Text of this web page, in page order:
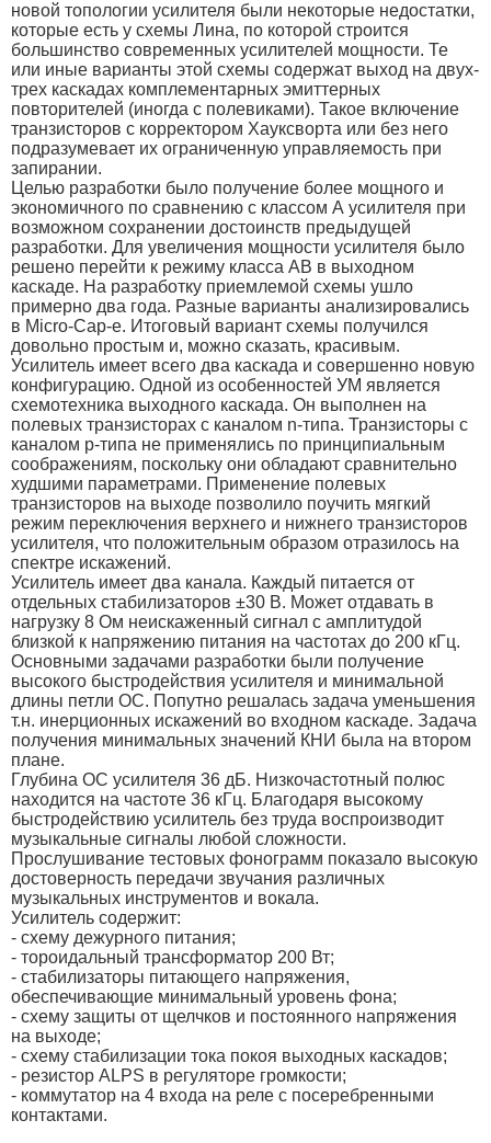
новой топологии усилителя были некоторые недостатки,
которые есть у схемы Лина, по которой строится
большинство современных усилителей мощности. Те
или иные варианты этой схемы содержат выход на двух-
трех каскадах комплементарных эмиттерных
повторителей (иногда с полевиками). Такое включение
транзисторов с корректором Хауксворта или без него
подразумевает их ограниченную управляемость при
запирании.
Целью разработки было получение более мощного и
экономичного по сравнению с классом А усилителя при
возможном сохранении достоинств предыдущей
разработки. Для увеличения мощности усилителя было
решено перейти к режиму класса АВ в выходном
каскаде. На разработку приемлемой схемы ушло
примерно два года. Разные варианты анализировались
в Micro-Cap-е. Итоговый вариант схемы получился
довольно простым и, можно сказать, красивым.
Усилитель имеет всего два каскада и совершенно новую
конфигурацию. Одной из особенностей УМ является
схемотехника выходного каскада. Он выполнен на
полевых транзисторах с каналом n-типа. Транзисторы с
каналом p-типа не применялись по принципиальным
соображениям, поскольку они обладают сравнительно
худшими параметрами. Применение полевых
транзисторов на выходе позволило поучить мягкий
режим переключения верхнего и нижнего транзисторов
усилителя, что положительным образом отразилось на
спектре искажений.
Усилитель имеет два канала. Каждый питается от
отдельных стабилизаторов ±30 В. Может отдавать в
нагрузку 8 Ом неискаженный сигнал с амплитудой
близкой к напряжению питания на частотах до 200 кГц.
Основными задачами разработки были получение
высокого быстродействия усилителя и минимальной
длины петли ОС. Попутно решалась задача уменьшения
т.н. инерционных искажений во входном каскаде. Задача
получения минимальных значений КНИ была на втором
плане.
Глубина ОС усилителя 36 дБ. Низкочастотный полюс
находится на частоте 36 кГц. Благодаря высокому
быстродействию усилитель без труда воспроизводит
музыкальные сигналы любой сложности.
Прослушивание тестовых фонограмм показало высокую
достоверность передачи звучания различных
музыкальных инструментов и вокала.
Усилитель содержит:
- схему дежурного питания;
- тороидальный трансформатор 200 Вт;
- стабилизаторы питающего напряжения,
обеспечивающие минимальный уровень фона;
- схему защиты от щелчков и постоянного напряжения
на выходе;
- схему стабилизации тока покоя выходных каскадов;
- резистор ALPS в регуляторе громкости;
- коммутатор на 4 входа на реле с посеребренными
контактами.